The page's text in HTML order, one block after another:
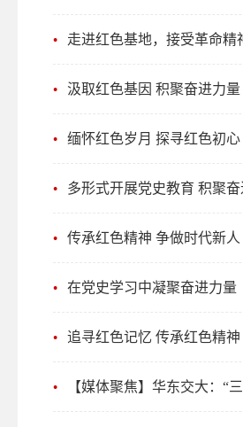
走进红色基地，接受革命精
汲取红色基因 积聚奋进力量
缅怀红色岁月 探寻红色初心
多形式开展党史教育 积聚
传承红色精神 争做时代新人
在党史学习中凝聚奋进力量
追寻红色记忆 传承红色精神
【媒体聚焦】华东交大：“